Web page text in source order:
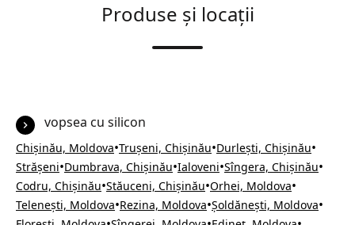
Produse și locații
vopsea cu silicon
Chișinău, Moldova•Trușeni, Chișinău•Durlești, Chișinău•
Strășeni•Dumbrava, Chișinău•Ialoveni•Sîngera, Chișinău•
Codru, Chișinău•Stăuceni, Chișinău•Orhei, Moldova•
Telenești, Moldova•Rezina, Moldova•Șoldănești, Moldova•